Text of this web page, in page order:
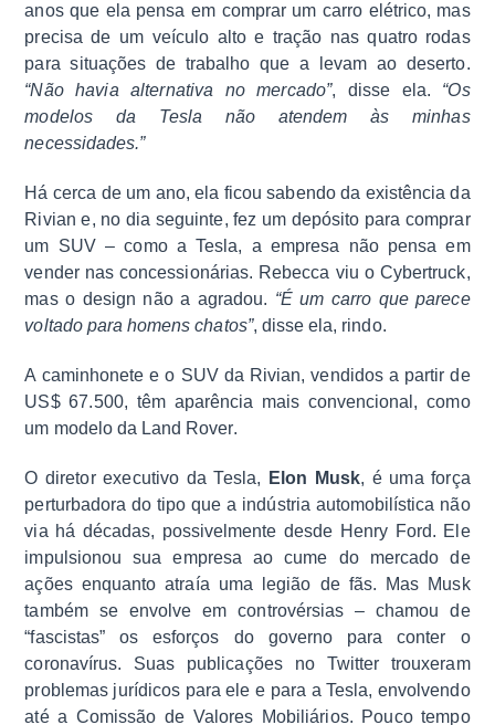
anos que ela pensa em comprar um carro elétrico, mas
precisa de um veículo alto e tração nas quatro rodas
para situações de trabalho que a levam ao deserto.
“Não havia alternativa no mercado”, disse ela. “Os
modelos da Tesla não atendem às minhas
necessidades.”
Há cerca de um ano, ela ficou sabendo da existência da
Rivian e, no dia seguinte, fez um depósito para comprar
um SUV – como a Tesla, a empresa não pensa em
vender nas concessionárias. Rebecca viu o Cybertruck,
mas o design não a agradou. “É um carro que parece
voltado para homens chatos”, disse ela, rindo.
A caminhonete e o SUV da Rivian, vendidos a partir de
US$ 67.500, têm aparência mais convencional, como
um modelo da Land Rover.
O diretor executivo da Tesla, Elon Musk, é uma força
perturbadora do tipo que a indústria automobilística não
via há décadas, possivelmente desde Henry Ford. Ele
impulsionou sua empresa ao cume do mercado de
ações enquanto atraía uma legião de fãs. Mas Musk
também se envolve em controvérsias – chamou de
“fascistas” os esforços do governo para conter o
coronavírus. Suas publicações no Twitter trouxeram
problemas jurídicos para ele e para a Tesla, envolvendo
até a Comissão de Valores Mobiliários. Pouco tempo